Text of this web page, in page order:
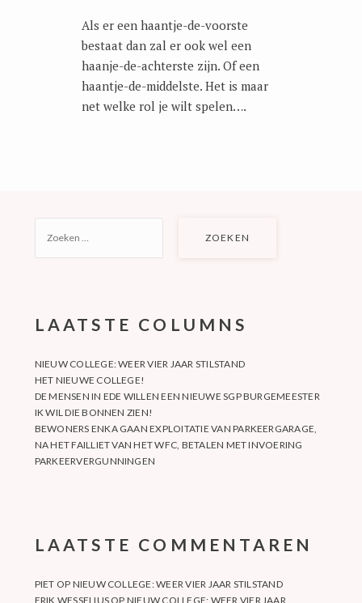
Als er een haantje-de-voorste
bestaat dan zal er ook wel een
haanje-de-achterste zijn. Of een
haantje-de-middelste. Het is maar
net welke rol je wilt spelen….
NAAR:
LAATSTE COLUMNS
NIEUW COLLEGE: WEER VIER JAAR STILSTAND
HET NIEUWE COLLEGE!
DE MENSEN IN EDE WILLEN EEN NIEUWE SGP BURGEMEESTER
IK WIL DIE BONNEN ZIEN!
BEWONERS ENKA GAAN EXPLOITATIE VAN PARKEERGARAGE,
NA HET FAILLIET VAN HET WFC, BETALEN MET INVOERING
PARKEERVERGUNNINGEN
LAATSTE COMMENTAREN
PIET OP NIEUW COLLEGE: WEER VIER JAAR STILSTAND
ERIK WESSELIUS OP NIEUW COLLEGE: WEER VIER JAAR